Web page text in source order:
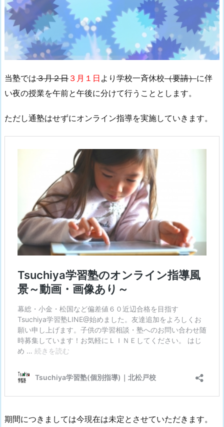
当塾では３月２日 ３月１日 より学校一斉休校（要請）に伴
い夜の授業を午前と午後に分けて行うこととします。
ただし通塾はせずにオンライン指導を実施していきます。
期間につきましては今現在は未定とさせていただきます。